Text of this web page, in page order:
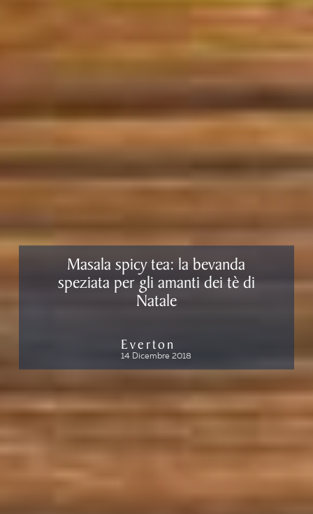
Masala spicy tea: la bevanda
speziata per gli amanti dei tè di
Natale
Everton
14 Dicembre 2018